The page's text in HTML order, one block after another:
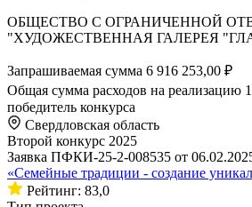
ОБЩЕСТВО С ОГРАНИЧЕННОЙ
"ХУДОЖЕСТВЕННАЯ ГАЛЕРЕЯ
Запрашиваемая сумма 6 916 253,00 ₽
Общая сумма расходов на реализацию
победитель конкурса
Свердловская область
Второй конкурс 2025
Заявка ПФКИ-25-2-008535 от
«Семейные традиции - создание
Рейтинг: 83,0